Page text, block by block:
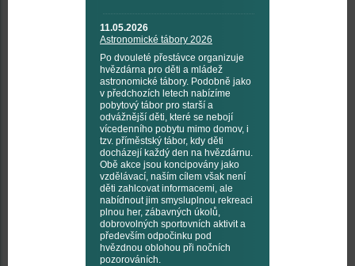
11.05.2026
Astronomické tábory 2026
Po dvouleté přestávce organizuje
hvězdárna pro děti a mládež
astronomické tábory. Podobně jako
v předchozích letech nabízíme
pobytový tábor pro starší a
odvážnější děti, které se nebojí
vícedenního pobytu mimo domov, i
tzv. příměstský tábor, kdy děti
docházejí každý den na hvězdárnu.
Obě akce jsou koncipovány jako
vzdělávací, naším cílem však není
děti zahlcovat informacemi, ale
nabídnout jim smysluplnou rekreaci
plnou her, zábavných úkolů,
dobrovolných sportovních aktivit a
především odpočinku pod
hvězdnou oblohou při nočních
pozorováních.